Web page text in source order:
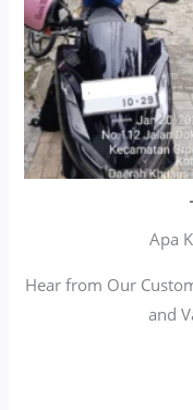
Apa
Hear from Our
and